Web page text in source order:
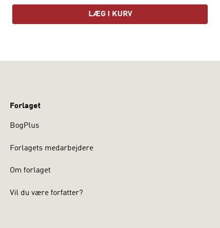
LÆG I KURV
Forlaget
BogPlus
Forlagets medarbejdere
Om forlaget
Vil du være forfatter?